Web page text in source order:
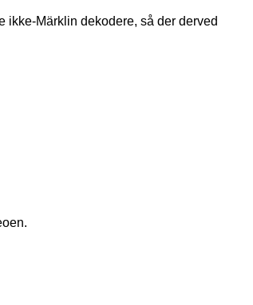
ikke-Märklin dekodere, så der derved